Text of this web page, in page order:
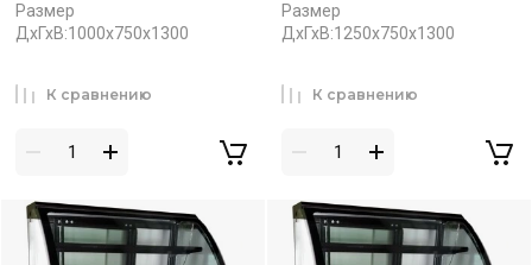
Размер
ДхГхВ:1000х750х1300
К сравнению
Размер
ДхГхВ:1250х750х1300
К сравнению